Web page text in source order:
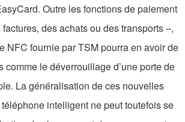
Outre les fonctions de paiement
des achats ou des transports –,
NFC fournie par TSM pourra en avoir de
comme le déverrouillage d’une porte de
La généralisation de ces nouvelles
intelligent ne peut toutefois se